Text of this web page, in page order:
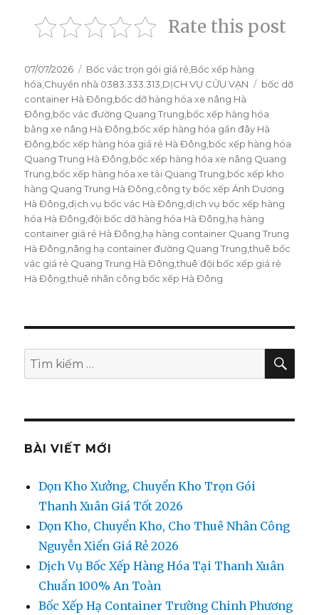
Rate this post
Đăng
vào
ngày
07/07/2026
Danh
mục
Bốc vác trọn gói giá rẻ Bốc xếp hàng
hóa Chuyển nhà 0383.333.313 DỊCH VỤ CỬU VẠN Thẻ
bốc dỡ
container Hà Đông bốc dỡ hàng hóa xe nâng Hà
Đông bốc vác đường Quang Trung bốc xếp hàng hóa
bằng xe nâng Hà Đông bốc xếp hàng hóa gần đây Hà
Đông bốc xếp hàng hóa giá rẻ Hà Đông bốc xếp hàng hóa
Quang Trung Hà Đông bốc xếp hàng hóa xe nâng Quang
Trung bốc xếp hàng hóa xe tải Quang Trung bốc xếp kho
hàng Quang Trung Hà Đông công ty bốc xếp Ánh Dương
Hà Đông dịch vụ bốc vác Hà Đông dịch vụ bốc xếp hàng
hóa Hà Đông ,đội bốc dỡ hàng hóa Hà Đông hạ hàng
container giá rẻ Hà Đông hạ hàng container Quang Trung
Hà Đông nâng hạ container đường Quang Trung ,thuê bốc
vác giá rẻ Quang Trung Hà Đông ,thuê đội bốc xếp giá rẻ
Hà Đông ,thuê nhân công bốc xếp Hà Đông
Tìm
kiếm:
TÌM
BÀI VIẾT MỚI
Dọn Kho Xưởng, Chuyển Kho Trọn Gói
Thanh Xuân Giá Tốt 2026
Dọn Kho, Chuyển Kho, Cho Thuê Nhân Công
Nguyễn Xiển Giá Rẻ 2026
Dịch Vụ Bốc Xếp Hàng Hóa Tại Thanh Xuân
Chuẩn 100% An Toàn
Bốc Xếp Hạ Container Trường Chinh Phương